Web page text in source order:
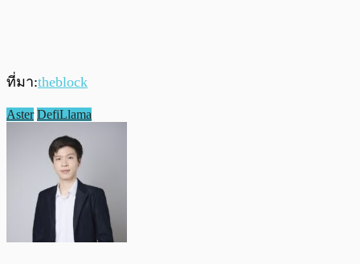
ที่มา:theblock
Aster DefiLlama